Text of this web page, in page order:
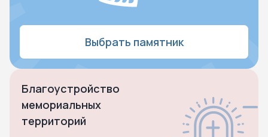
Выбрать памятник
Благоустройство
мемориальных
территорий